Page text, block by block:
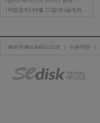
에이지웍스&새디스크 | 이용약관 |